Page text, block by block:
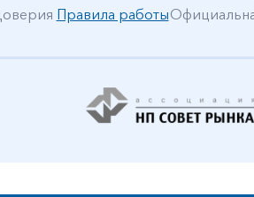
Правила работы